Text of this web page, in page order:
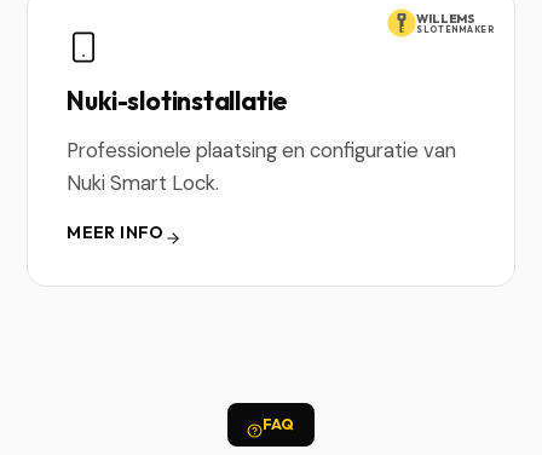
WILLEMS
SLOTENMAKER
Nuki-slotinstallatie
Professionele plaatsing en configuratie van
Nuki Smart Lock.
MEER INFO
FAQ